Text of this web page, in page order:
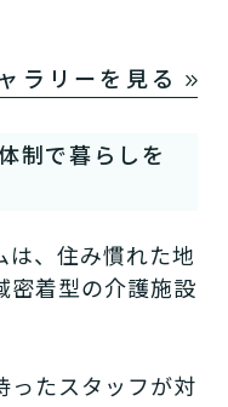
ラリーを見る
制で暮らしを
は、住み慣れた地
密着型の介護施設
ったスタッフが対